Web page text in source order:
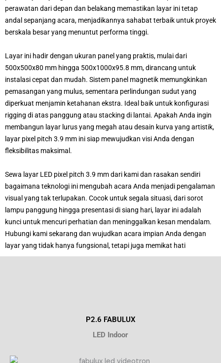
perawatan dari depan dan belakang memastikan layar ini tetap
andal sepanjang acara, menjadikannya sahabat terbaik untuk proyek
berskala besar yang menuntut performa tinggi.
Layar ini hadir dengan ukuran panel yang praktis, mulai dari
500x500x80 mm hingga 500x1000x95.8 mm, dirancang untuk
instalasi cepat dan mudah. Sistem panel magnetik memungkinkan
pemasangan yang mulus, sementara perlindungan sudut yang
diperkuat menjamin ketahanan ekstra. Ideal baik untuk konfigurasi
rigging di atas panggung atau stacking di lantai. Apakah Anda ingin
membangun layar lurus yang megah atau desain kurva yang artistik,
layar pixel pitch 3.9 mm ini siap mewujudkan visi Anda dengan
fleksibilitas maksimal.
Sewa layar LED pixel pitch 3.9 mm dari kami dan rasakan sendiri
bagaimana teknologi ini mengubah acara Anda menjadi pengalaman
visual yang tak terlupakan. Cocok untuk segala situasi, dari sorot
lampu panggung hingga presentasi di siang hari, layar ini adalah
kunci untuk mencuri perhatian dan meninggalkan kesan mendalam.
Hubungi kami sekarang dan wujudkan acara impian Anda dengan
layar yang tidak hanya fungsional, tetapi juga memikat hati
P2.6 FABULUX
LED Indoor